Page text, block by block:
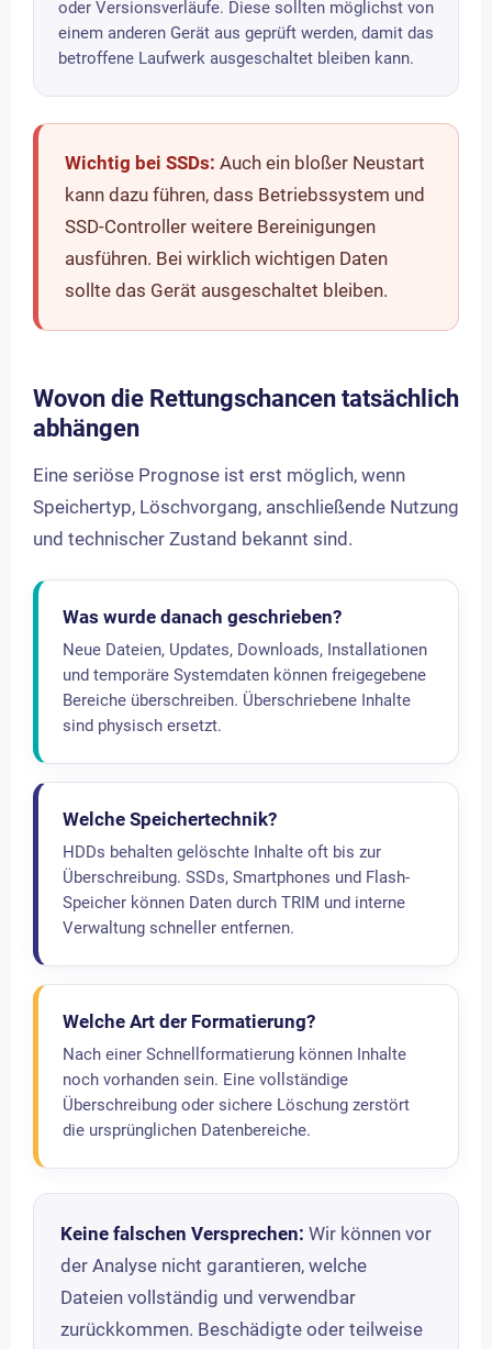
oder Versionsverläufe. Diese sollten möglichst von
einem anderen Gerät aus geprüft werden, damit das
betroffene Laufwerk ausgeschaltet bleiben kann.
Wichtig bei SSDs: Auch ein bloßer Neustart
kann dazu führen, dass Betriebssystem und
SSD-Controller weitere Bereinigungen
ausführen. Bei wirklich wichtigen Daten
sollte das Gerät ausgeschaltet bleiben.
Wovon die Rettungschancen tatsächlich
abhängen
Eine seriöse Prognose ist erst möglich, wenn
Speichertyp, Löschvorgang, anschließende Nutzung
und technischer Zustand bekannt sind.
Was wurde danach geschrieben?
Neue Dateien, Updates, Downloads, Installationen
und temporäre Systemdaten können freigegebene
Bereiche überschreiben. Überschriebene Inhalte
sind physisch ersetzt.
Welche Speichertechnik?
HDDs behalten gelöschte Inhalte oft bis zur
Überschreibung. SSDs, Smartphones und Flash-
Speicher können Daten durch TRIM und interne
Verwaltung schneller entfernen.
Welche Art der Formatierung?
Nach einer Schnellformatierung können Inhalte
noch vorhanden sein. Eine vollständige
Überschreibung oder sichere Löschung zerstört
die ursprünglichen Datenbereiche.
Keine falschen Versprechen: Wir können vor
der Analyse nicht garantieren, welche
Dateien vollständig und verwendbar
zurückkommen. Beschädigte oder teilweise